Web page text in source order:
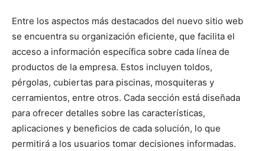
Entre los aspectos más destacados del nuevo sitio web
se encuentra su organización eficiente, que facilita el
acceso a información específica sobre cada línea de
productos de la empresa. Estos incluyen toldos,
pérgolas, cubiertas para piscinas, mosquiteras y
cerramientos, entre otros. Cada sección está diseñada
para ofrecer detalles sobre las características,
aplicaciones y beneficios de cada solución, lo que
permitirá a los usuarios tomar decisiones informadas.